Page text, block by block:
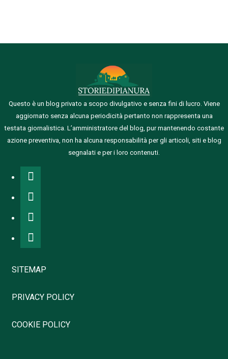
Questo è un blog privato a scopo divulgativo e senza fini di lucro. Viene
aggiornato senza alcuna periodicità pertanto non rappresenta una
testata giornalistica. L’amministratore del blog, pur mantenendo costante
azione preventiva, non ha alcuna responsabilità per gli articoli, siti e blog
segnalati e per i loro contenuti.
SITEMAP
PRIVACY POLICY
COOKIE POLICY